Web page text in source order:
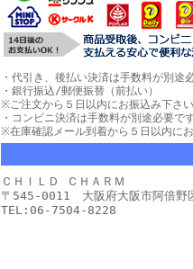
・代引き、後払い決済は手数料が別途
・銀行振込/郵便振替（前払い）
※ご注文から５日以内にお振込み下さ
・コンビニ決済は手数料が別途必要で
※在庫確認メール到着から５日以内に
ＣＨＩＬＤ ＣＨＡＲＭ
〒545-0011 大阪府大阪市阿倍野
TEL:06-7504-8228